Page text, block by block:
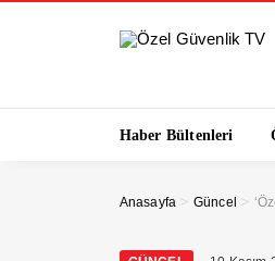
Haber Bültenleri
Anasayfa > Güncel >